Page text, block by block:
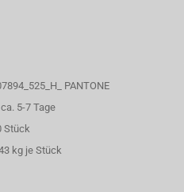
PANTONE
ca. 5-7 Tage
Stück
kg je Stück